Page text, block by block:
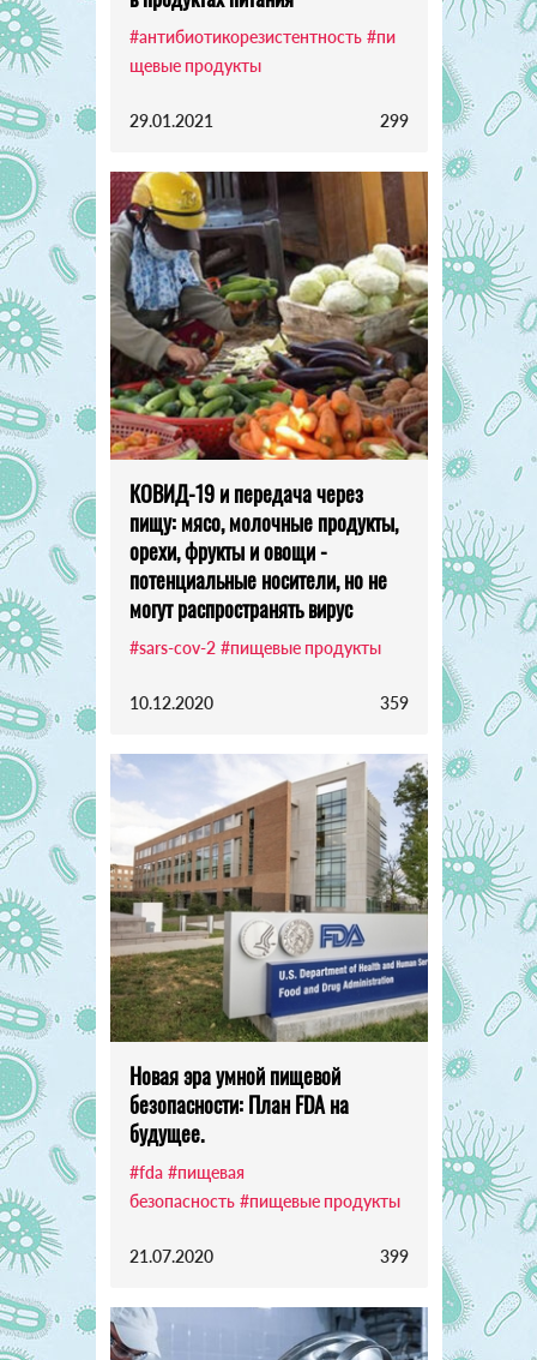
#антибиотикорезистентность #пи
щевые продукты
29.01.2021 299
КОВИД-19 и передача через
пищу: мясо, молочные продукты,
орехи, фрукты и овощи -
потенциальные носители, но не
могут распространять вирус
#sars-cov-2 #пищевые продукты
10.12.2020 359
Новая эра умной пищевой
безопасности: План FDA на
будущее.
#fda #пищевая
безопасность #пищевые продукты
21.07.2020 399